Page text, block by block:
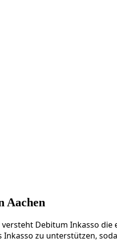
Aachen
Debitum Inkasso die
zu unterstützen,